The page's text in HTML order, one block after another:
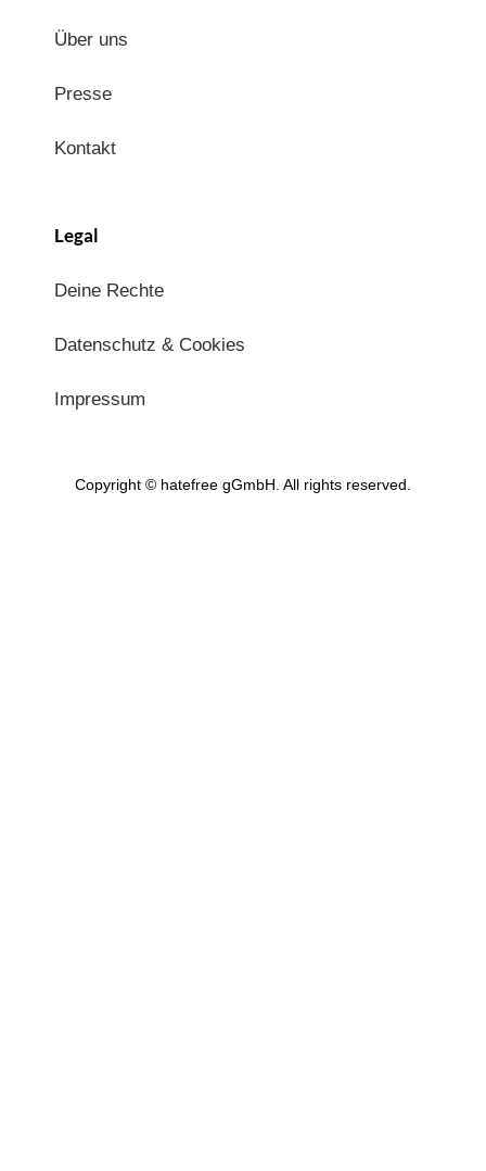
Über uns
Presse
Kontakt
Legal
Deine Rechte
Datenschutz & Cookies
Impressum
Copyright © hatefree gGmbH. All rights reserved.